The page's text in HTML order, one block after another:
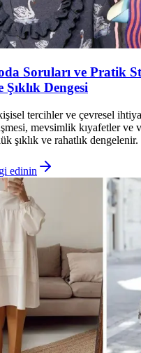
Soruları ve Pratik
Dengesi
tercihler ve çevresel
mevsimlik kıyafetler ve
şıklık ve rahatlık dengelenir.
edinin